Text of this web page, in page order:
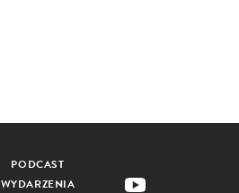
PODCAST
WYDARZENIA